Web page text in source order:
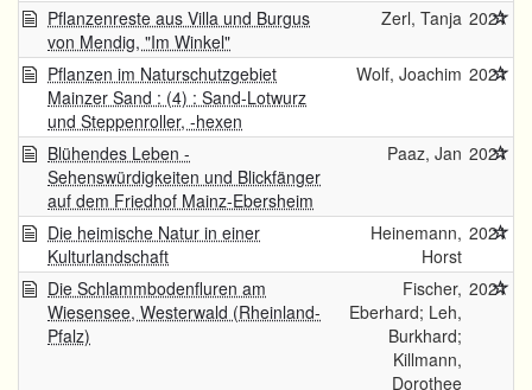
Pflanzenreste aus Villa und Burgus
von Mendig, "Im Winkel"
Zerl, Tanja 2021
Pflanzen im Naturschutzgebiet
Mainzer Sand : (4) : Sand-Lotwurz
und Steppenroller, -hexen
Wolf, Joachim 2021
Blühendes Leben -
Sehenswürdigkeiten und Blickfänger
auf dem Friedhof Mainz-Ebersheim
Paaz, Jan 2021
Die heimische Natur in einer
Kulturlandschaft
Heinemann,
Horst
2021
Die Schlammbodenfluren am
Wiesensee, Westerwald (Rheinland-
Pfalz)
Fischer,
Eberhard; Leh,
Burkhard;
Killmann,
Dorothee
2021